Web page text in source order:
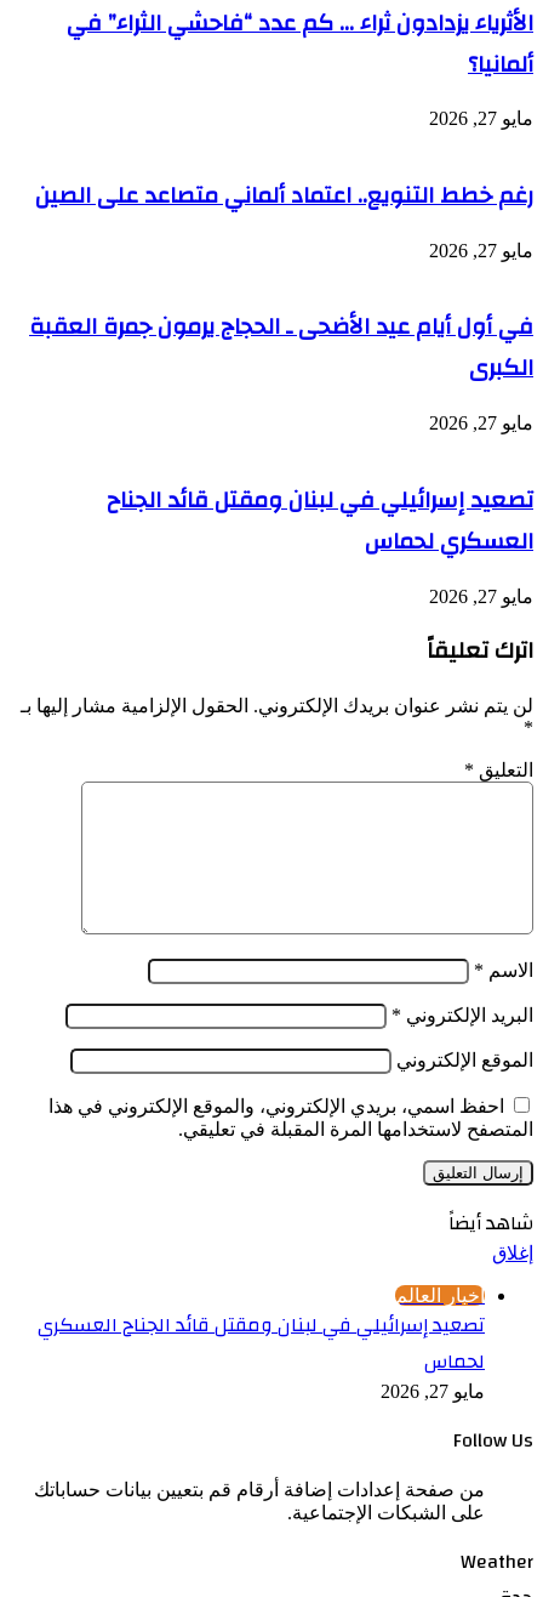
الأثرياء يزدادون ثراء … كم عدد “فاحشي الثراء” في
ألمانيا؟
مايو 27, 2026
رغم خطط التنويع.. اعتماد ألماني متصاعد على الصين
مايو 27, 2026
في أول أيام عيد الأضحى ـ الحجاج يرمون جمرة العقبة
الكبرى
مايو 27, 2026
تصعيد إسرائيلي في لبنان ومقتل قائد الجناح
العسكري لحماس
مايو 27, 2026
اترك تعليقاً
لن يتم نشر عنوان بريدك الإلكتروني. الحقول الإلزامية مشار إليها بـ
*
التعليق *
الاسم *
البريد الإلكتروني *
الموقع الإلكتروني
احفظ اسمي، بريدي الإلكتروني، والموقع الإلكتروني في هذا
المتصفح لاستخدامها المرة المقبلة في تعليقي.
شاهد أيضاً
إغلاق
أخبار العالم
تصعيد إسرائيلي في لبنان ومقتل قائد الجناح العسكري
لحماس
مايو 27, 2026
Follow Us
من صفحة إعدادات إضافة أرقام قم بتعيين بيانات حساباتك
على الشبكات الإجتماعية.
Weather